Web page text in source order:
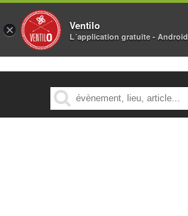
MENU
× Ventilo
L´application gratuite - Android